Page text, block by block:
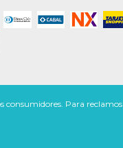
consumidores. Para reclamos